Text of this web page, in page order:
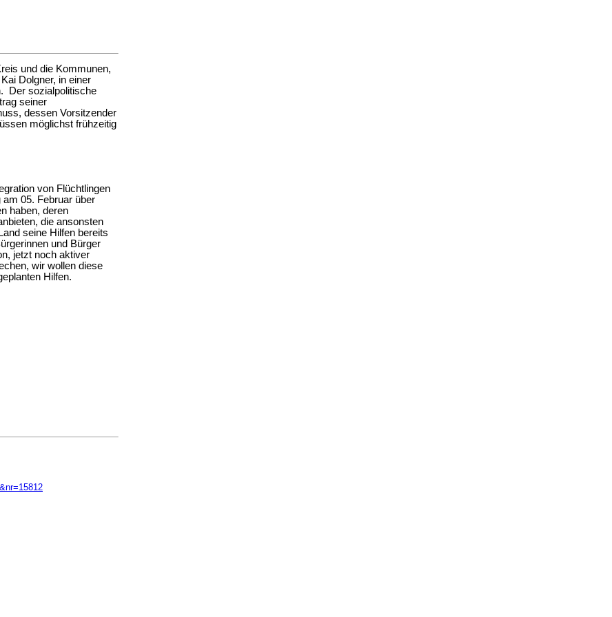
und die Kommunen,
Dolgner, in einer
Der sozialpolitische
seiner
dessen Vorsitzender
möglichst frühzeitig
von Flüchtlingen
05. Februar über
haben, deren
die ansonsten
seine Hilfen bereits
und Bürger
jetzt noch aktiver
wir wollen diese
Hilfen.